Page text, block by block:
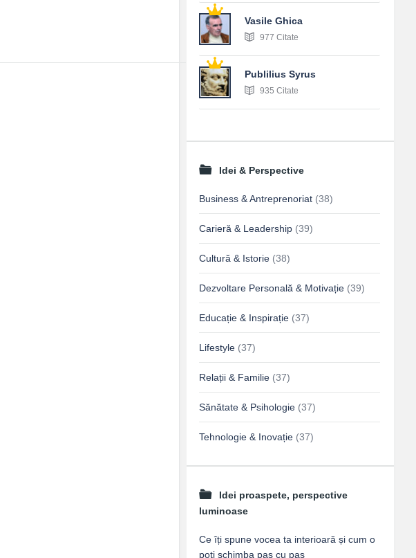
Vasile Ghica
977 Citate
Publilius Syrus
935 Citate
Idei & Perspective
Business & Antreprenoriat (38)
Carieră & Leadership (39)
Cultură & Istorie (38)
Dezvoltare Personală & Motivație (39)
Educație & Inspirație (37)
Lifestyle (37)
Relații & Familie (37)
Sănătate & Psihologie (37)
Tehnologie & Inovație (37)
Idei proaspete, perspective
luminoase
Ce îți spune vocea ta interioară și cum o
poți schimba pas cu pas